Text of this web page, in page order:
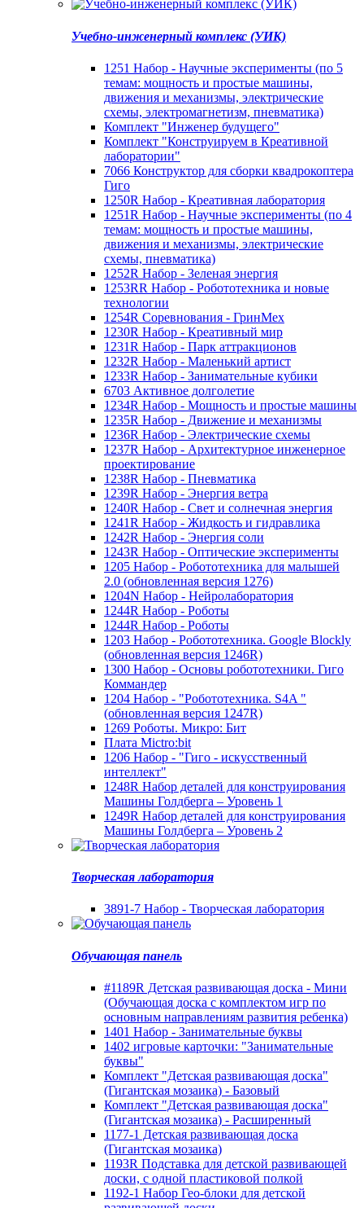
Учебно-инженерный комплекс (УИК)
1251 Набор - Научные эксперименты (по 5
темам: мощность и простые машины,
движения и механизмы, электрические
схемы, электромагнетизм, пневматика)
Комплект "Инженер будущего"
Комплект "Конструируем в Креативной
лаборатории"
7066 Конструктор для сборки квадрокоптера
Гиго
1250R Набор - Креативная лаборатория
1251R Набор - Научные эксперименты (по 4
темам: мощность и простые машины,
движения и механизмы, электрические
схемы, пневматика)
1252R Набор - Зеленая энергия
1253RR Набор - Робототехника и новые
технологии
1254R Соревнования - ГринМех
1230R Набор - Креативный мир
1231R Набор - Парк аттракционов
1232R Набор - Маленький артист
1233R Набор - Занимательные кубики
6703 Активное долголетие
1234R Набор - Мощность и простые машины
1235R Набор - Движение и механизмы
1236R Набор - Электрические схемы
1237R Набор - Архитектурное инженерное
проектирование
1238R Набор - Пневматика
1239R Набор - Энергия ветра
1240R Набор - Свет и солнечная энергия
1241R Набор - Жидкость и гидравлика
1242R Набор - Энергия соли
1243R Набор - Оптические эксперименты
1205 Набор - Робототехника для малышей
2.0 (обновленная версия 1276)
1204N Набор - Нейролаборатория
1244R Набор - Роботы
1244R Набор - Роботы
1203 Набор - Робототехника. Google Blockly
(обновленная версия 1246R)
1300 Набор - Основы робототехники. Гиго
Коммандер
1204 Набор - "Робототехника. S4A "
(обновленная версия 1247R)
1269 Роботы. Микро: Бит
Плата Mictro:bit
1206 Набор - "Гиго - искусственный
интеллект"
1248R Набор деталей для конструирования
Машины Голдберга – Уровень 1
1249R Набор деталей для конструирования
Машины Голдберга – Уровень 2
Творческая лаборатория
3891-7 Набор - Творческая лаборатория
Обучающая панель
#1189R Детская развивающая доска - Мини
(Обучающая доска с комплектом игр по
основным направлениям развития ребенка)
1401 Набор - Занимательные буквы
1402 игровые карточки: "Занимательные
буквы"
Комплект "Детская развивающая доска"
(Гигантская мозаика) - Базовый
Комплект "Детская развивающая доска"
(Гигантская мозаика) - Расширенный
1177-1 Детская развивающая доска
(Гигантская мозаика)
1193R Подставка для детской развивающей
доски, с одной пластиковой полкой
1192-1 Набор Гео-блоки для детской